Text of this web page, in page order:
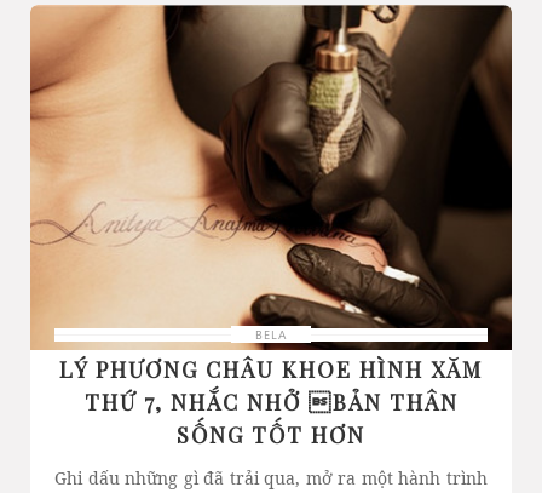
BELA
LÝ PHƯƠNG CHÂU KHOE HÌNH XĂM
THỨ 7, NHẮC NHỞ BẢN THÂN
SỐNG TỐT HƠN
Ghi dấu những gì đã trải qua, mở ra một hành trình